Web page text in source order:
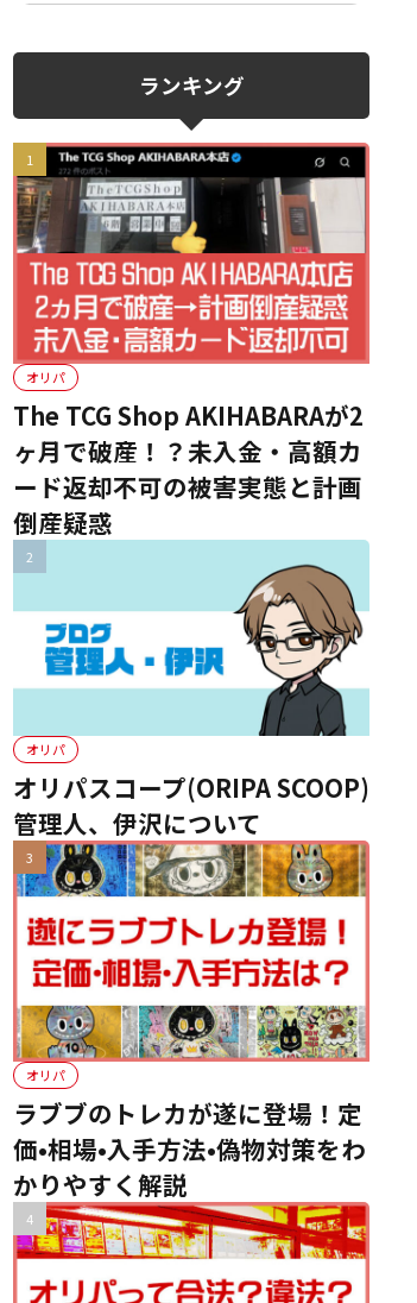
ランキング
オリパ
The TCG Shop AKIHABARAが2
ヶ月で破産！？未入金・高額カ
ード返却不可の被害実態と計画
倒産疑惑
オリパ
オリパスコープ(ORIPA SCOOP)
管理人、伊沢について
オリパ
ラブブのトレカが遂に登場！定
価•相場•入手方法•偽物対策をわ
かりやすく解説